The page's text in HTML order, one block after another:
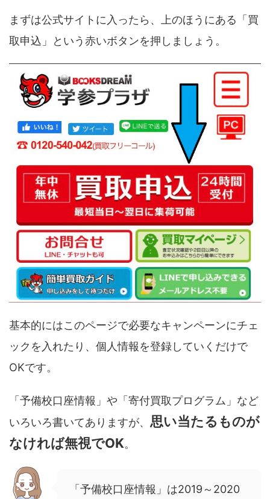
まずは公式サイトに入ったら、上のほうにある「買
取申込」という赤いボタンを押しましょう。
基本的にはこのページで必要なキャンペーンにチェ
ックを入れたり、個人情報を登録していくだけで
OKです。
「予備校口座情報」や「寄付買取プログラム」など
いろいろ書いてありますが、 思い当たるものが
なければ無視でOK。
「予備校口座情報」は2019～2020